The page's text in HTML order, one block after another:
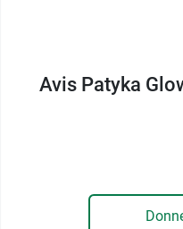
44,2% du total
Certifié Ecocert
Avis Patyka